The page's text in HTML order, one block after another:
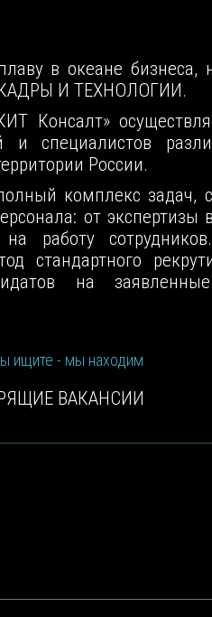
в океане бизнеса,
КАДРЫ И ТЕХНОЛОГИИ.
Консалт»
и специалистов
России.
комплекс задач,
от экспертизы
работу
стандартного
на
ВАКАНСИИ